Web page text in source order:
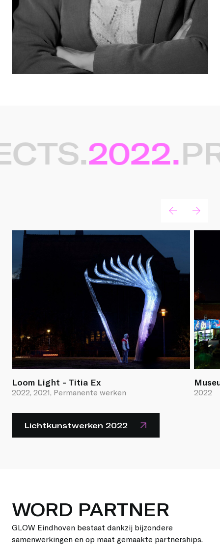
2022.
Gerelateerde projecten
Loom Light - Titia Ex
2022, 2021, Permanente werken 2022
Lichtkunstwerken 2022
WORD PARTNER
GLOW Eindhoven bestaat dankzij bijzondere
samenwerkingen en op maat gemaakte partnerships.